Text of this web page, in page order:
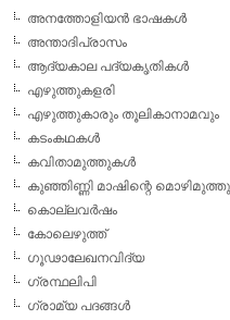
അനത്തോളിയന്‍ ഭാഷകള്‍
അന്താദിപ്രാസം
ആദ്യകാല പദ്യകൃതികള്‍
എഴുത്തുകളരി
എഴുത്തുകാരും തൂലികാനാമവും
കടംകഥകള്‍
കവിതാമുത്തുകള്‍
കുഞ്ഞിണ്ണി മാഷിന്റെ
കൊല്ലവര്‍ഷം
കോലെഴുത്ത്
ഗൂഢാലേഖനവിദ്യ
ഗ്രന്ഥലിപി
ഗ്രാമ്യ പദങ്ങള്‍